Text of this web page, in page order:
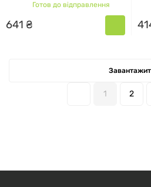
Готов до відправлення
641 ₴
1 2